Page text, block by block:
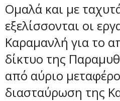
Ομαλά και με
εξελίσσονται οι
Καραμανλή για το
δίκτυο της
από αύριο
διασταύρωση της